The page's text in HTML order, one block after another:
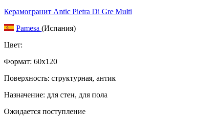
Керамогранит Antic Pietra Di Gre Multi
Pamesa (Испания)
Цвет:
Формат: 60x120
Поверхность: структурная, антик
Назначение: для стен, для пола
Ожидается поступление